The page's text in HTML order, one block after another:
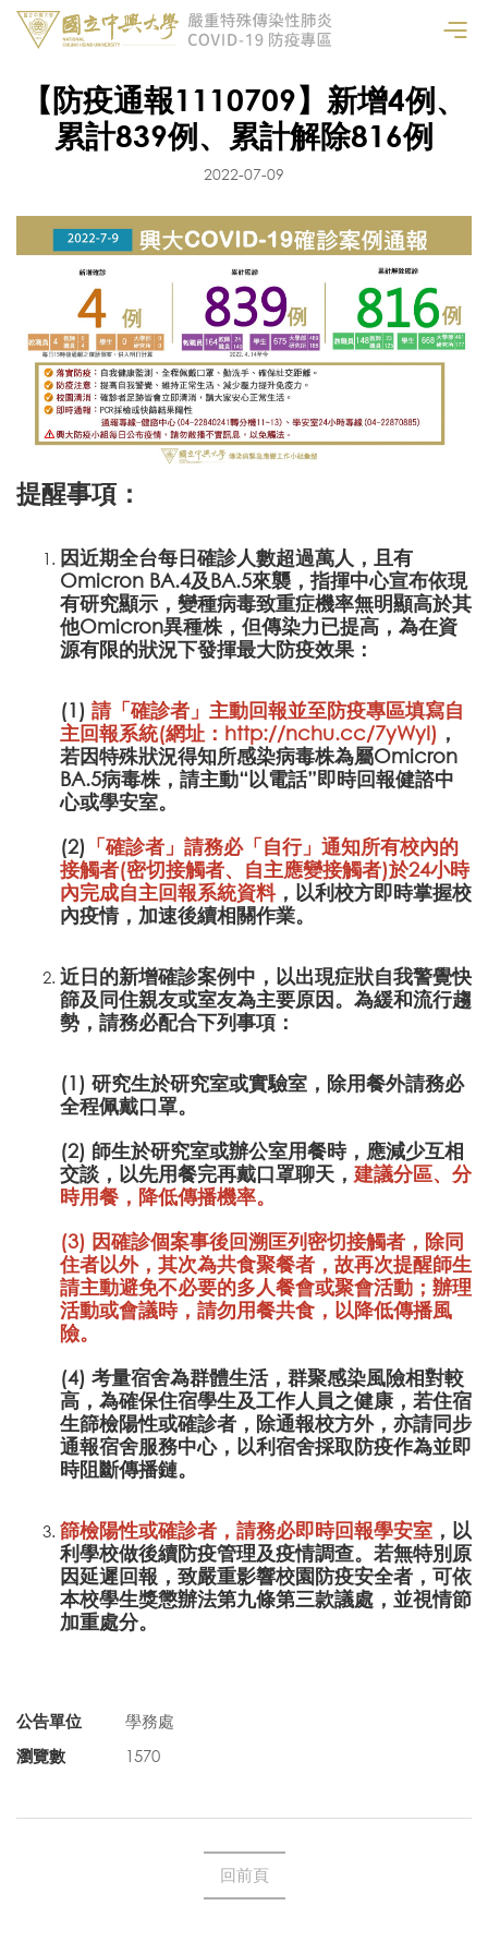
【防疫通報1110709】新增4例、
累計839例、累計解除816例
2022-07-09
提醒事項：
因近期全台每日確診人數超過萬人，且有
Omicron BA.4及BA.5來襲，指揮中心宣布依現
有研究顯示，變種病毒致重症機率無明顯高於其
他Omicron異種株，但傳染力已提高，為在資
源有限的狀況下發揮最大防疫效果：
(1) 請「確診者」主動回報並至防疫專區填寫自
主回報系統(網址： http://nchu.cc/7yWyI) ，
若因特殊狀況得知所感染病毒株為屬Omicron
BA.5病毒株，請主動“以電話”即時回報健諮中
心或學安室。
(2) 「確診者」請務必「自行」通知所有校內的
接觸者(密切接觸者、自主應變接觸者)於24小時
內完成自主回報系統資料，以利校方即時掌握校
內疫情，加速後續相關作業。
近日的新增確診案例中，以出現症狀自我警覺快
篩及同住親友或室友為主要原因。為緩和流行趨
勢，請務必配合下列事項：
(1) 研究生於研究室或實驗室，除用餐外請務必
全程佩戴口罩。
(2) 師生於研究室或辦公室用餐時，應減少互相
交談，以先用餐完再戴口罩聊天， 建議分區、分
時用餐，降低傳播機率。
(3) 因確診個案事後回溯匡列密切接觸者，除同
住者以外，其次為共食聚餐者，故再次提醒師生
請主動避免不必要的多人餐會或聚會活動；辦理
活動或會議時，請勿用餐共食，以降低傳播風
險。
(4) 考量宿舍為群體生活，群聚感染風險相對較
高，為確保住宿學生及工作人員之健康，若住宿
生篩檢陽性或確診者，除通報校方外，亦請同步
通報宿舍服務中心，以利宿舍採取防疫作為並即
時阻斷傳播鏈。
篩檢陽性或確診者，請務必即時回報學安室 ，以
利學校做後續防疫管理及疫情調查。若無特別原
因延遲回報，致嚴重影響校園防疫安全者，可依
本校學生獎懲辦法第九條第三款議處，並視情節
加重處分。
公告單位
學務處
瀏覽數
1570
回前頁